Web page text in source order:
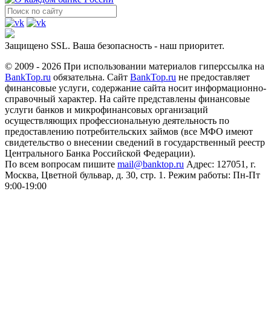
Защищено SSL. Ваша безопасность - наш приоритет.
© 2009 - 2026 При использовании материалов гиперссылка на
BankTop.ru обязательна. Сайт BankTop.ru не предоставляет
финансовые услуги, содержание сайта носит информационно-
справочный характер. На сайте представлены финансовые
услуги банков и микрофинансовых организаций
осуществляющих профессиональную деятельность по
предоставлению потребительских займов (все МФО имеют
свидетельство о внесении сведений в государственный реестр
Центрального Банка Российской Федерации).
По всем вопросам пишите mail@banktop.ru Адрес: 127051, г.
Москва, Цветной бульвар, д. 30, стр. 1. Режим работы: Пн-Пт
9:00-19:00